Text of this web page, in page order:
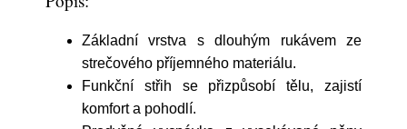
Základní vrstva s dlouhým rukávem ze
strečového příjemného materiálu.
Funkční střih se přizpůsobí tělu, zajistí
komfort a pohodlí.